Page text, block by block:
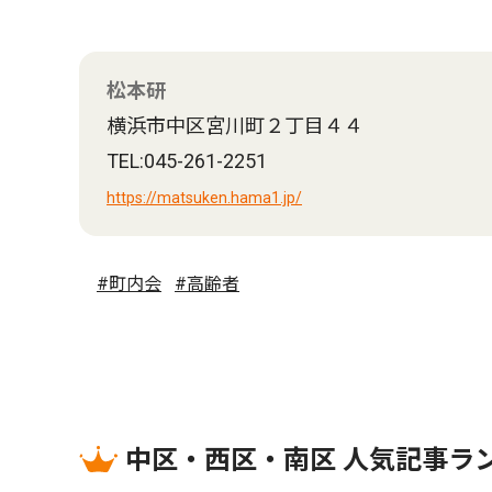
松本研
横浜市中区宮川町２丁目４４
TEL:045-261-2251
https://matsuken.hama1.jp/
#町内会 #高齢者
中区・西区・南区 人気記事ラ